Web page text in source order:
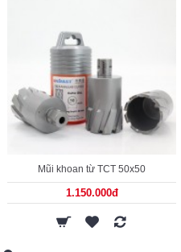
Mũi khoan từ TCT 50x50
1.150.000đ